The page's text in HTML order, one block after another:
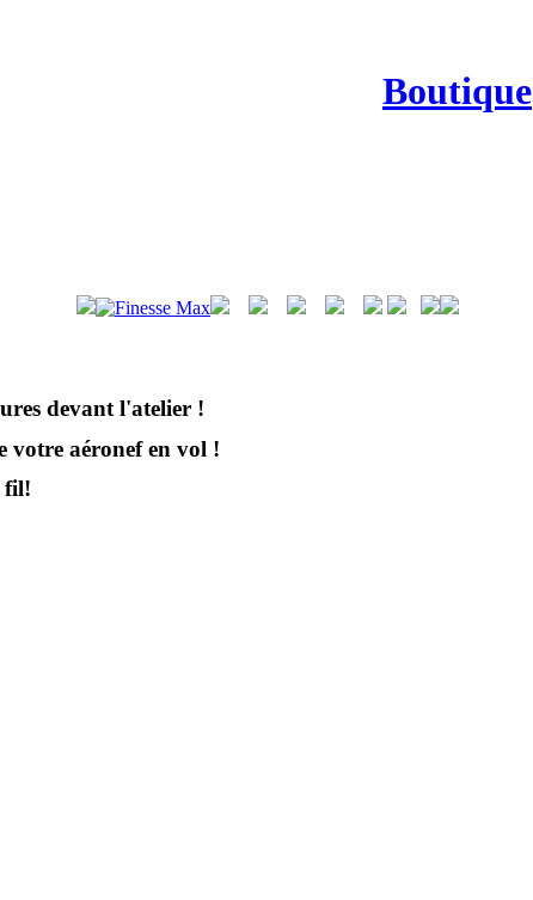
Boutique
devant l'atelier !
votre aéronef en vol !
fil!